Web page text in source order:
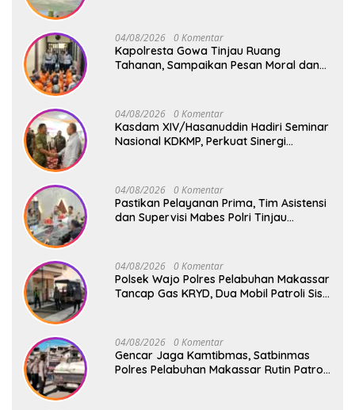
04/08/2026 0 Komentar
Kapolresta Gowa Tinjau Ruang
Tahanan, Sampaikan Pesan Moral dan
04/08/2026 0 Komentar
Kasdam XIV/Hasanuddin Hadiri Seminar
Nasional KDKMP, Perkuat Sinergi
04/08/2026 0 Komentar
Pastikan Pelayanan Prima, Tim Asistensi
dan Supervisi Mabes Polri Tinjau
04/08/2026 0 Komentar
Polsek Wajo Polres Pelabuhan Makassar
Tancap Gas KRYD, Dua Mobil Patroli Sisir
04/08/2026 0 Komentar
Gencar Jaga Kamtibmas, Satbinmas
Polres Pelabuhan Makassar Rutin Patroli